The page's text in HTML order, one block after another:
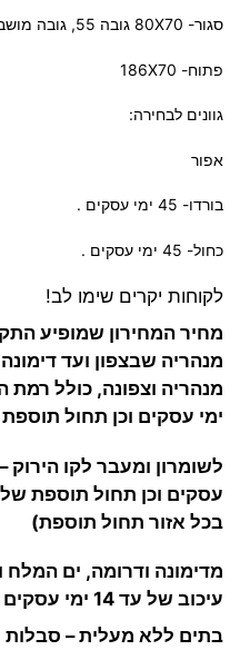
סגור- 80X70 גובה 55, גובה מושב 30
פתוח- 186X70
גוונים לבחירה:
אפור
בורדו- 45 ימי עסקים .
כחול- 45 ימי עסקים .
לקוחות יקרים שימו לב!
מחיר המחירון שמופיע
מנהריה שבצפון ועד
ימי עסקים וכן תחול תוספת של
בכל אזור תחול תוספת)
מדימונה ודרומה, ים המלח
עיכוב של עד 14 ימי עסקים וכן תחול תוספת של 199 ₪